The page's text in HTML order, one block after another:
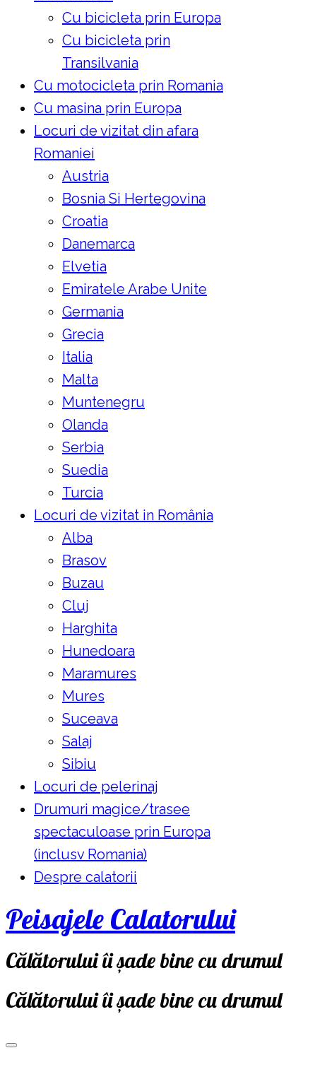
Cu bicicleta prin Europa
Cu bicicleta prin
Transilvania
Cu motocicleta prin Romania
Cu masina prin Europa
Locuri de vizitat din afara
Romaniei
Austria
Bosnia Si Hertegovina
Croatia
Danemarca
Elvetia
Emiratele Arabe Unite
Germania
Grecia
Italia
Malta
Muntenegru
Olanda
Serbia
Suedia
Turcia
Locuri de vizitat in România
Alba
Brasov
Buzau
Cluj
Harghita
Hunedoara
Maramures
Mures
Suceava
Salaj
Sibiu
Locuri de pelerinaj
Drumuri magice/trasee
spectaculoase prin Europa
(inclusv Romania)
Despre calatorii
Peisajele Calatorului
Călătorului îi șade bine cu drumul
Călătorului îi șade bine cu drumul